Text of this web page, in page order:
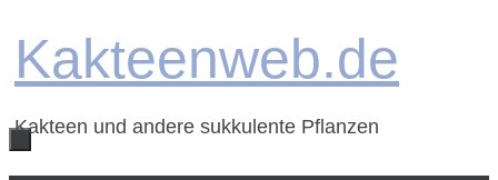
Inhalt
Kakteenweb.de
Kakteen und andere sukkulente Pflanzen